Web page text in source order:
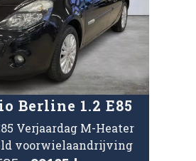
Berline 1.2 E85
Verjaardag M-Heater
voorwielaandrijving